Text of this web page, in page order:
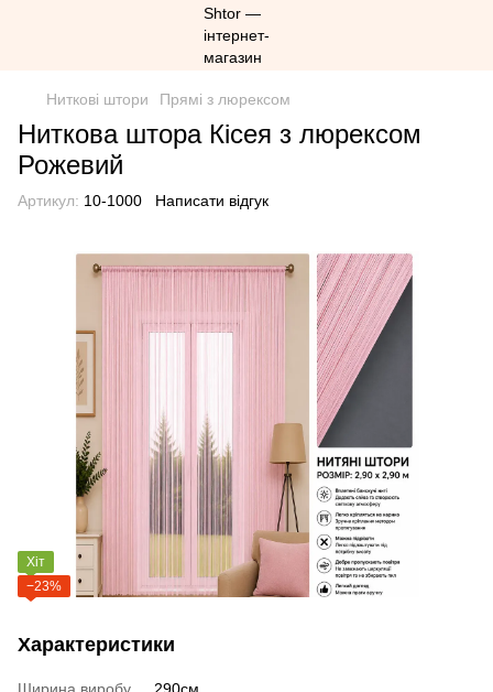
Ниткові штори Прямі з люрексом
Ниткова штора Кісея з люрексом
Рожевий
Артикул: 10-1000 Написати відгук
Хіт
−23%
Характеристики
Ширина виробу
290см